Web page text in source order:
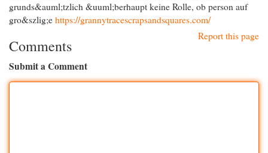
grunds&auml;tzlich &uuml;berhaupt keine Rolle, ob person auf
gro&szlig;e https://grannytracescrapsandsquares.com/
Report this page
Comments
Submit a Comment